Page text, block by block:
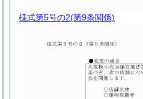
様式第5号の2(第9条関係)